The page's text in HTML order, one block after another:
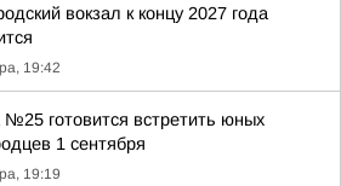
вокзал к концу 2027 года
19:42
готовится встретить юных
1 сентября
19:19